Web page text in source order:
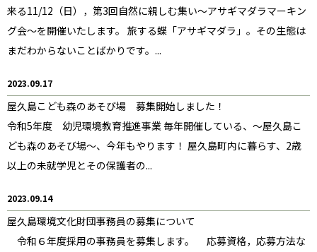
来る11/12（日），第3回自然に親しむ集い～アサギマダラマーキン
グ会～を開催いたします。 旅する蝶「アサギマダラ」。その生態は
まだわからないことばかりです。...
2023.09.17
屋久島こども森のあそび場 募集開始しました！
令和5年度 幼児環境教育推進事業 毎年開催している、～屋久島こ
ども森のあそび場～、今年もやります！ 屋久島町内に暮らす、2歳
以上の未就学児とその保護者の...
2023.09.14
屋久島環境文化財団事務員の募集について
令和６年度採用の事務員を募集します。 応募資格，応募方法な